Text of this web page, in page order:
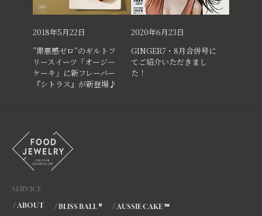
2018年5月22日
”罪悪感ゼロ”のギルトフ
リースイーツ「オージー
ケーキ」に新フレーバー
『シトラス』が新登場♪
2020年6月23日
GINGER7・8月合併号に
てご紹介いただきまし
た！
SERVICE
/ ABOUT
/ BLISS BALL®
/ AUSSIE CAKE™